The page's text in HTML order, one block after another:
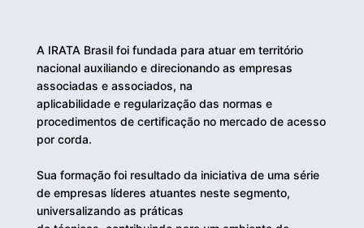
A IRATA Brasil foi fundada para atuar em território
nacional auxiliando e direcionando as empresas
associadas e associados, na
aplicabilidade e regularização das normas e
procedimentos de certificação no mercado de acesso
por corda.
Sua formação foi resultado da iniciativa de uma série
de empresas líderes atuantes neste segmento,
universalizando as práticas